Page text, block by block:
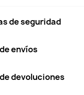
de seguridad
envíos
devoluciones